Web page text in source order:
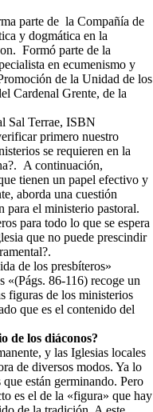
parte de la Compañía de
y dogmática en la
Formó parte de la
en ecumenismo y
de la Unidad de los
Cardenal Grente, de la
Sal Terrae, ISBN
primero nuestro
se requieren en la
A continuación,
tienen un papel efectivo y
aborda una cuestión
para el ministerio pastoral.
para todo lo que se espera
que no puede prescindir
de los presbíteros»
«(Págs. 86-116) recoge un
figuras de los ministerios
que es el contenido del
de los diáconos?
y las Iglesias locales
de diversos modos. Ya lo
están germinando. Pero
es el de la «figura» que hay